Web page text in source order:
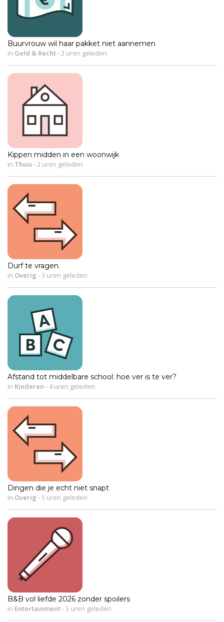
Buurvrouw wil haar pakket niet aannemen
in Geld & Recht-2 uren geleden
Kippen midden in een woonwijk
in Thuis-2 uren geleden
Durf te vragen.
in Overig -3 uren geleden
Afstand tot middelbare school: hoe ver is te ver?
in Kinderen -4 uren geleden
Dingen die je echt niet snapt
in Overig -5 uren geleden
B&B vol liefde 2026 zonder spoilers
in Entertainment-5 uren geleden